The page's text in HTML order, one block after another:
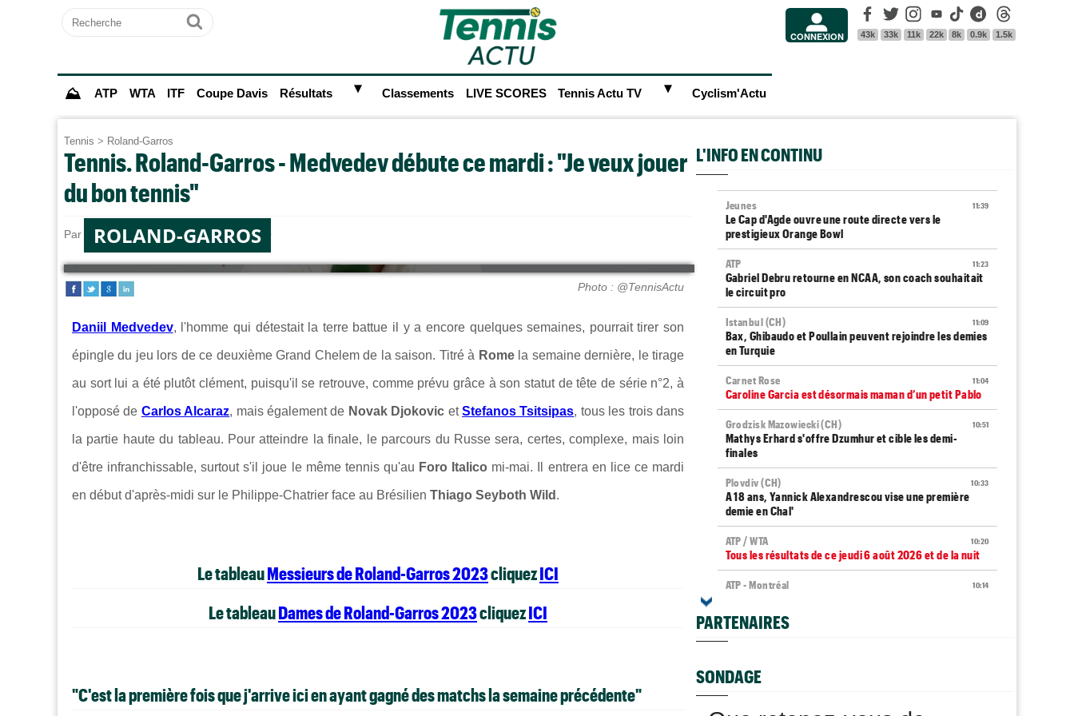
Recherche
Ok CONNEXION
Facebook
43k
Twitter
33k
Instagram
11k
Youtube
22k
Tik Tok
8k
Dailymotion
0.9k 1.5k
⛰ ATP WTA ITF Coupe Davis Résultats ► Classements LIVE SCORES Tennis Actu TV ► Cyclism'Actu
Tennis > Roland-Garros
Tennis. Roland-Garros - Medvedev débute ce mardi : "Je veux jouer
du bon tennis"
Par Paul MOUGIN le 30/05/2023 à 11:40
ROLAND-GARROS
Photo : @TennisActu
Daniil Medvedev, l'homme qui détestait la terre battue il y a encore quelques semaines, pourrait tirer son
épingle du jeu lors de ce deuxième Grand Chelem de la saison. Titré à Romela semaine dernière, le tirage
au sort lui a été plutôt clément, puisqu'il se retrouve, comme prévu grâce à son statut de tête de série n°2, à
l'opposé de Carlos Alcaraz, mais également de Novak Djokovic etStefanos Tsitsipas, tous les trois dans
la partie haute du tableau. Pour atteindre la finale, le parcours du Russe sera, certes, complexe, mais loin
d'être infranchissable, surtout s'il joue l e même tennis qu'au Foro Italico mi-mai. Il entrera en lice ce mardi
en début d'après-midi sur le Philippe-Chatrier face au Brésilien Thiago Seyboth Wild .
Le tableauMessieurs de Roland-Garros 2023cliquezICI
Le tableauDames de Roland-Garros 2023cliquezICI
"C'est la première fois que j'arrive ici en ayant gagné des matchs la semaine précédente"
L'INFO EN CONTINU
11:39
Jeunes
Le Cap d'Agde ouvre une route directe vers le
prestigieux Orange Bowl
11:23
ATP
Gabriel Debru retourne en NCAA, son coach souhaitait
le circuit pro
11:09
Istanbul (CH)
Bax, Ghibaudo et Poullain peuvent rejoindre les demies
en Turquie
11:04
Carnet Rose
Caroline Garcia est désormais maman d’un petit Pablo
10:51
Grodzisk Mazowiecki (CH)
Mathys Erhard s'offre Dzumhur et cible les demi-
finales
10:33
Plovdiv (CH)
A 18 ans, Yannick Alexandrescou vise une première
demie en Chal'
10:20
ATP / WTA
Tous les résultats de ce jeudi 6 août 2026 et de la nuit
10:14
ATP - Montréal
ATP - Montréal
rassure
PARTENAIRES
SONDAGE